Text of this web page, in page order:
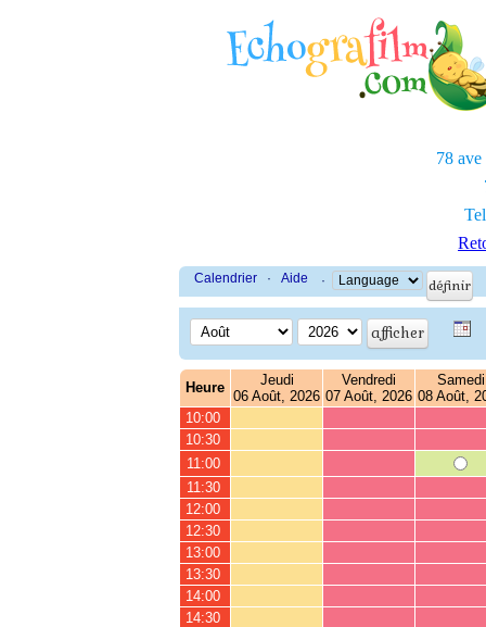
78 ave
Calendrier · Aide ·
Heure
Jeudi
06 Août, 2026
Vendredi
07 Août, 2026
Samedi
08 Août,
10:00
10:30
11:00
11:30
12:00
12:30
13:00
13:30
14:00
14:30